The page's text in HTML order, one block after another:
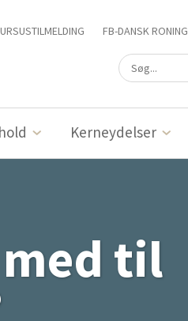
FB-DANSK RONING
Kerneydelser
til